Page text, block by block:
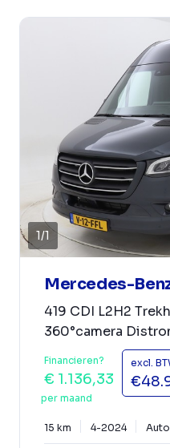
1/1
Mercedes-
419 CDI L2H2
360°camera
Financieren?
€ 1.136,33
per maand
excl.
15 km 4-2024